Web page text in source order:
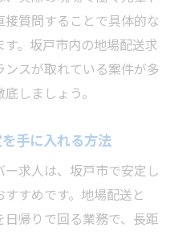
質問することで具体的な
。坂戸市内の地場配送求
スが取れている案件が多
しましょう。
手に入れる方法
求人は、坂戸市で安定し
すめです。地場配送と
帰りで回る業務で、長距